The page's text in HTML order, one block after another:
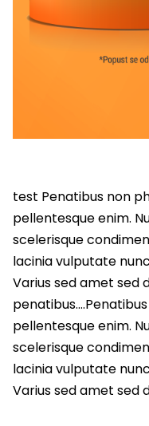
test Penatibus non
pellentesque enim.
scelerisque
lacinia vulputate
Varius sed amet sed
pellentesque enim.
scelerisque
lacinia vulputate
Varius sed amet sed